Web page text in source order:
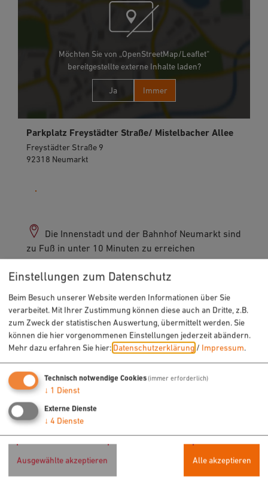
Möchten Sie von „OpenStreetMap/Leaflet“
bereitgestellte externe Inhalte laden?
Ja Immer
Parkplatz Freystädter Straße/ Mistelbacher Allee
Freystädter Straße 9
92318 Neumarkt
Die Innenstadt und der Bahnhof Neumarkt sind
zu Fuß in unter 10 Minuten zu erreichen
URLAUB & FREIZEIT
Radfahren
Wandern
Sehenswertes
Veranstaltungen
ÜBERNACHTEN & EINKEHREN
Einstellungen zum Datenschutz
Beim Besuch unserer Website werden Informationen über Sie
verarbeitet. Mit Ihrer Zustimmung können diese auch an Dritte, z.B.
zum Zweck der statistischen Auswertung, übermittelt werden. Sie
können die hier vorgenommenen Einstellungen jederzeit abändern.
Mehr dazu erfahren Sie hier:Datenschutzerklärung / Impressum.
Technisch notwendige Cookies(immer erforderlich)
↓ 1 Dienst
Externe Dienste
↓ 4 Dienste
Ausgewählte akzeptieren Alle akzeptieren